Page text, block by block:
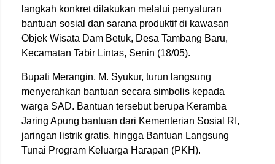
langkah konkret dilakukan melalui penyaluran
bantuan sosial dan sarana produktif di kawasan
Objek Wisata Dam Betuk, Desa Tambang Baru,
Kecamatan Tabir Lintas, Senin (18/05).
Bupati Merangin, M. Syukur, turun langsung
menyerahkan bantuan secara simbolis kepada
warga SAD. Bantuan tersebut berupa Keramba
Jaring Apung bantuan dari Kementerian Sosial RI,
jaringan listrik gratis, hingga Bantuan Langsung
Tunai Program Keluarga Harapan (PKH).